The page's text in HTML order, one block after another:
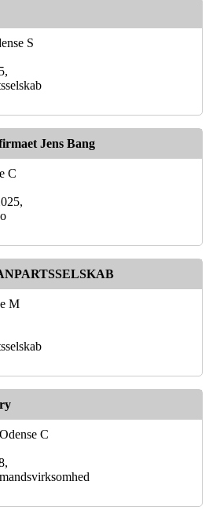
S
Jens Bang
C
M
C